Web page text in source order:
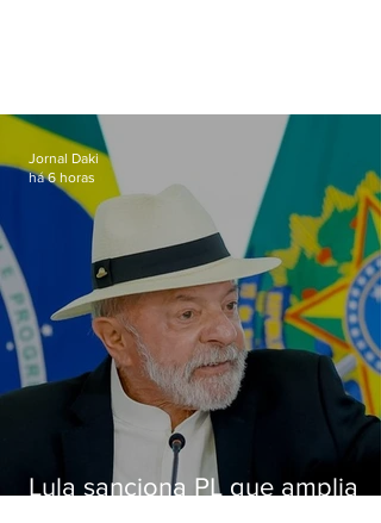
Lula sanciona PL que amplia
Jornal Daki
há 6 horas